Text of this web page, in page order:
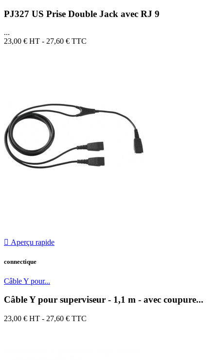
PJ327 US Prise Double Jack avec RJ 9
...
23,00 € HT - 27,60 € TTC
 Aperçu rapide
connectique
Câble Y pour...
Câble Y pour superviseur - 1,1 m - avec coupure...
23,00 € HT - 27,60 € TTC